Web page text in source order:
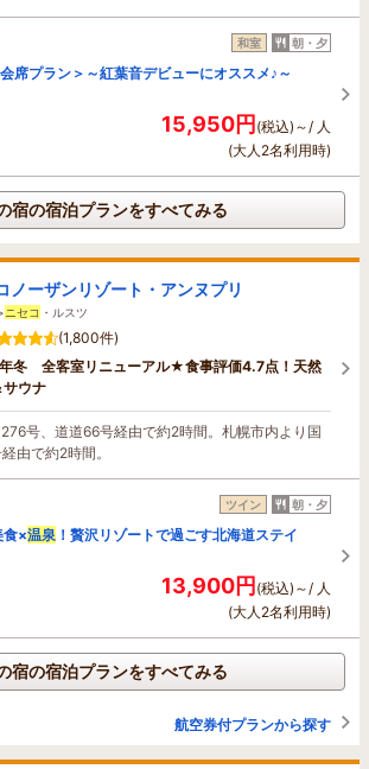
和室 朝・夕
席プラン＞～紅葉音デビューにオススメ♪～
15,950円(税込)～/ 人
(大人2名利用時)
宿の宿泊プランをすべてみる
ノーザンリゾート・アンヌプリ
ニセコ ・ルスツ
(1,800件)
冬 全客室リニューアル★食事評価4.7点！天然
サウナ
号、道道66号経由で約2時間。札幌市内より国
由で約2時間。
ツイン 朝・夕
食×温泉 ！贅沢リゾートで過ごす北海道ステイ
13,900円(税込)～/ 人
(大人2名利用時)
宿の宿泊プランをすべてみる
航空券付プランから探す